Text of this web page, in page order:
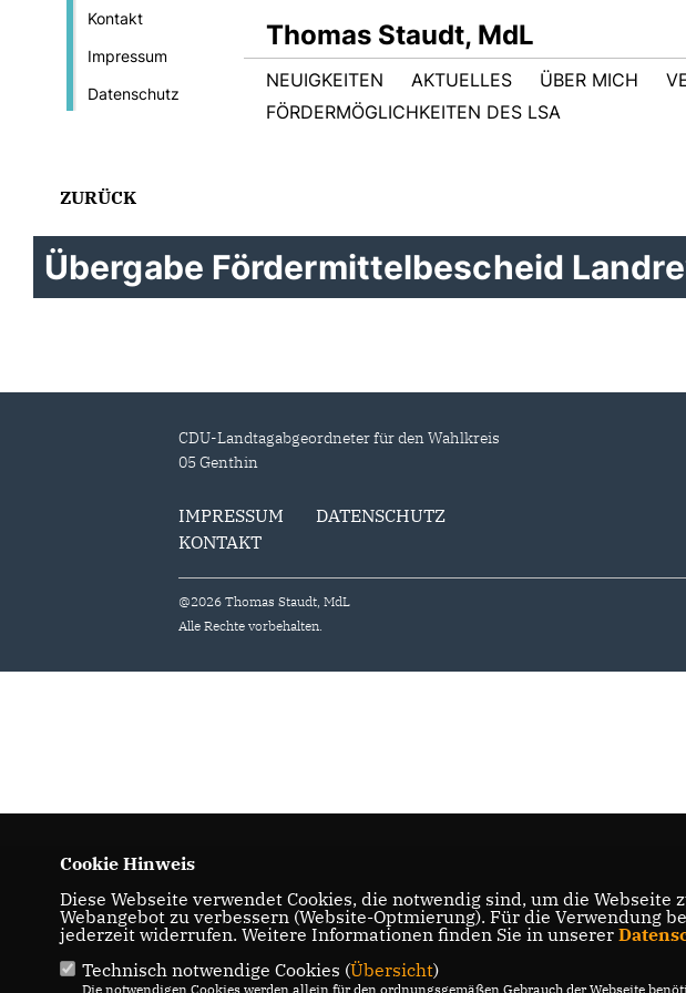
Kontakt
Impressum
Datenschutz
Thomas Staudt, MdL
NEUIGKEITEN AKTUELLES ÜBER MICH
FÖRDERMÖGLICHKEITEN DES LSA
ZURÜCK
Übergabe Fördermittelbescheid
CDU-Landtagabgeordneter für den Wahlkreis
05 Genthin
IMPRESSUM
DATENSCHUTZ
KONTAKT
@2026 Thomas Staudt, MdL
Alle Rechte vorbehalten.
Cookie Hinweis
Diese Webseite verwendet Cookies, die notwendig sind, um die
Webangebot zu verbessern (Website-Optmierung). Für die
jederzeit widerrufen. Weitere Informationen finden Sie in unserer
Technisch notwendige Cookies (Übersicht)
Die notwendigen Cookies werden allein für den ordnungsgemäßen Gebrauch der Webseite